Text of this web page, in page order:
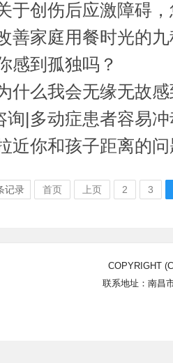
于创伤后应激障碍
善家庭用餐时光的
感到孤独吗？
什么我会无缘无故
询|多动症患者容易
近你和孩子距离的
记录 首页 上页 2 3
COPYRIGHT
联系地址：南昌